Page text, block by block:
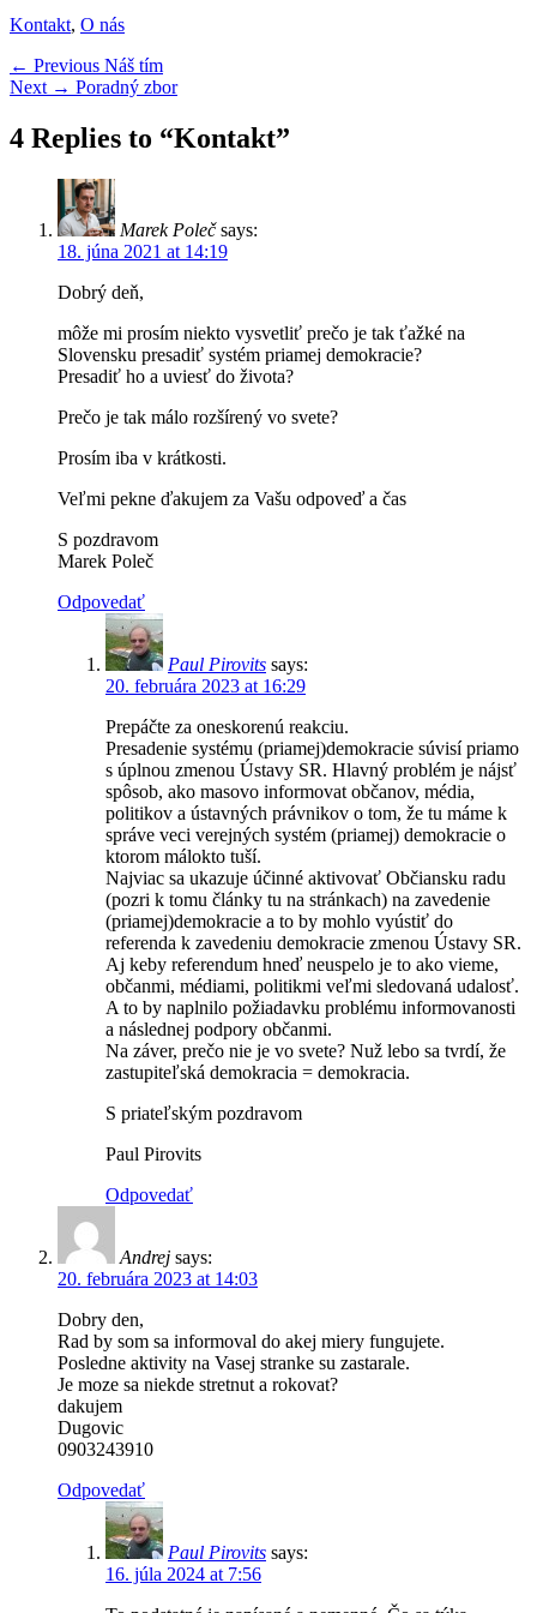
Categories
Kontakt, O nás
Navigácia
v
článku
← Previous Previous
post:
Náš tím
Next → Next
Poradný zbor
4 Replies to “Kontakt”
Marek Poleč says:
18. júna 2021 at 14:19
Dobrý deň,
môže mi prosím niekto vysvetliť prečo je tak ťažké na
Slovensku presadiť systém priamej demokracie?
Presadiť ho a uviesť do života?
Prečo je tak málo rozšírený vo svete?
Prosím iba v krátkosti.
Veľmi pekne ďakujem za Vašu odpoveď a čas
S pozdravom
Marek Poleč
Odpovedať
Paul Pirovits says:
20. februára 2023 at 16:29
Prepáčte za oneskorenú reakciu.
Presadenie systému (priamej)demokracie súvisí priamo
s úplnou zmenou Ústavy SR. Hlavný problém je nájsť
spôsob, ako masovo informovat občanov, média,
politikov a ústavných právnikov o tom, že tu máme k
správe veci verejných systém (priamej) demokracie o
ktorom málokto tuší.
Najviac sa ukazuje účinné aktivovať Občiansku radu
(pozri k tomu články tu na stránkach) na zavedenie
(priamej)demokracie a to by mohlo vyústiť do
referenda k zavedeniu demokracie zmenou Ústavy SR.
Aj keby referendum hneď neuspelo je to ako vieme,
občanmi, médiami, politikmi veľmi sledovaná udalosť.
A to by naplnilo požiadavku problému informovanosti
a následnej podpory občanmi.
Na záver, prečo nie je vo svete? Nuž lebo sa tvrdí, že
zastupiteľská demokracia = demokracia.
S priateľským pozdravom
Paul Pirovits
Odpovedať
Andrej says:
20. februára 2023 at 14:03
Dobry den,
Rad by som sa informoval do akej miery fungujete.
Posledne aktivity na Vasej stranke su zastarale.
Je moze sa niekde stretnut a rokovat?
dakujem
Dugovic
0903243910
Odpovedať
Paul Pirovits says:
16. júla 2024 at 7:56